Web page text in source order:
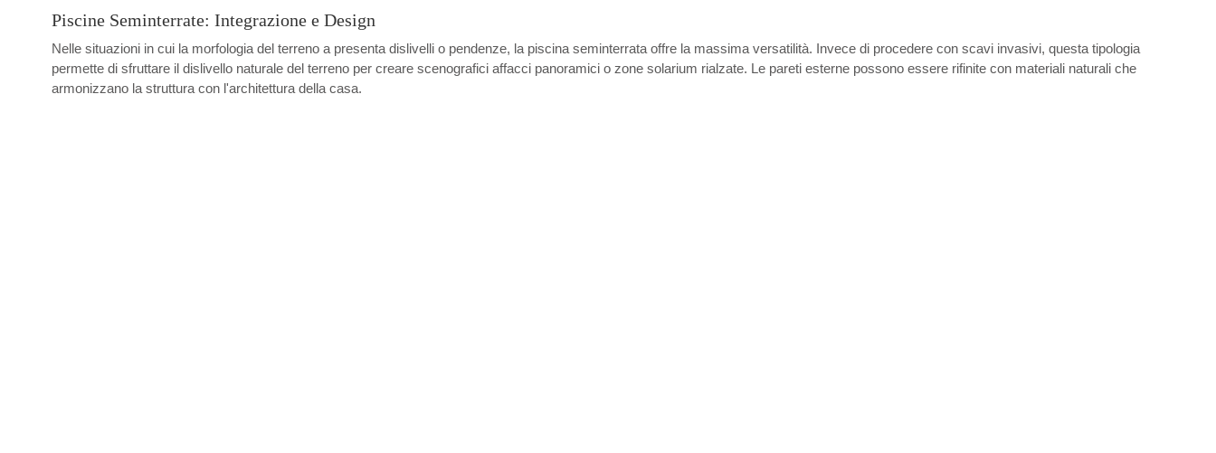
Piscine Seminterrate: Integrazione e Design
Nelle situazioni in cui la morfologia del terreno a presenta dislivelli o pendenze, la piscina seminterrata offre la massima versatilità. Invece di procedere con scavi invasivi, questa tipologia
permette di sfruttare il dislivello naturale del terreno per creare scenografici affacci panoramici o zone solarium rialzate. Le pareti esterne possono essere rifinite con materiali naturali che
armonizzano la struttura con l'architettura della casa.